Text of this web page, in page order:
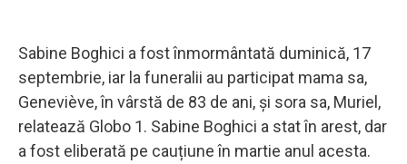
Sabine Boghici a fost înmormântată duminică, 17
septembrie, iar la funeralii au participat mama sa,
Geneviève, în vârstă de 83 de ani, și sora sa, Muriel,
relatează Globo 1. Sabine Boghici a stat în arest, dar
a fost eliberată pe cauțiune în martie anul acesta.